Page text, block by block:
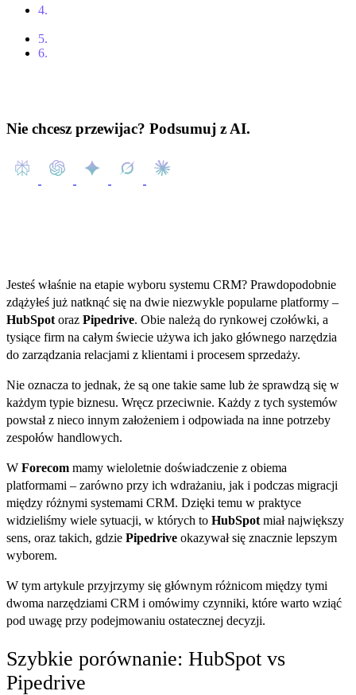
4.
5.
6.
Nie chcesz przewijac? Podsumuj z AI.
Jesteś właśnie na etapie wyboru systemu CRM? Prawdopodobnie
zdążyłeś już natknąć się na dwie niezwykle popularne platformy –
HubSpot oraz Pipedrive. Obie należą do rynkowej czołówki, a
tysiące firm na całym świecie używa ich jako głównego narzędzia
do zarządzania relacjami z klientami i procesem sprzedaży.
Nie oznacza to jednak, że są one takie same lub że sprawdzą się w
każdym typie biznesu. Wręcz przeciwnie. Każdy z tych systemów
powstał z nieco innym założeniem i odpowiada na inne potrzeby
zespołów handlowych.
W Forecom mamy wieloletnie doświadczenie z obiema
platformami – zarówno przy ich wdrażaniu, jak i podczas migracji
między różnymi systemami CRM. Dzięki temu w praktyce
widzieliśmy wiele sytuacji, w których to HubSpot miał największy
sens, oraz takich, gdzie Pipedrive okazywał się znacznie lepszym
wyborem.
W tym artykule przyjrzymy się głównym różnicom między tymi
dwoma narzędziami CRM i omówimy czynniki, które warto wziąć
pod uwagę przy podejmowaniu ostatecznej decyzji.
Szybkie porównanie: HubSpot vs
Pipedrive